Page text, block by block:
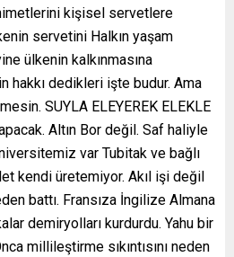
nimetlerini kişisel servetlere
servetini Halkın yaşam
ülkenin kalkınmasına
hakkı dedikleri işte budur. Ama
SUYLA ELEYEREK ELEKLE
Altın Bor değil. Saf haliyle
var Tubitak ve bağlı
kendi üretemiyor. Akıl işi değil
battı. Fransıza İngilize Almana
demiryolları kurdurdu. Yahu bir
millileştirme sıkıntısını neden